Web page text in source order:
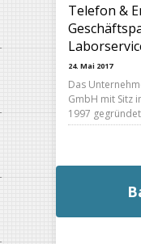
Telefon &
24. Mai 2017
Das
GmbH mit Sitz
1997